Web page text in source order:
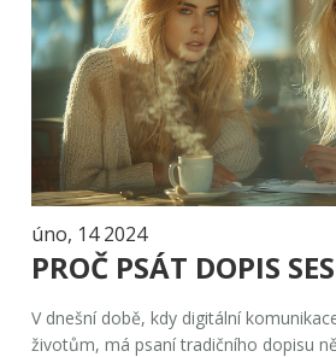
úno, 14 2024
PROČ PSÁT DOPIS
V dnešní době, kdy digitální
životům, má psaní tradičního dopisu